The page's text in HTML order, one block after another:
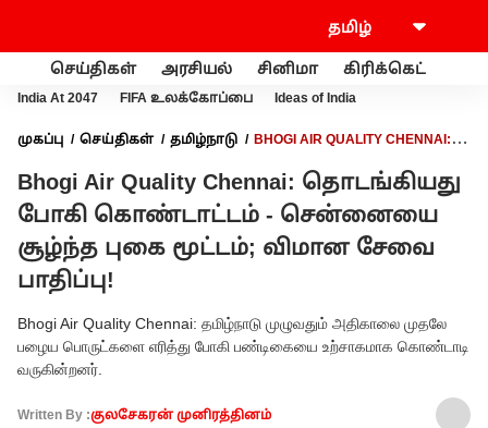
செய்திகள் அரசியல் சினிமா கிரிக்கெட்
India At 2047 FIFA உலக்கோப்பை Ideas of India
முகப்பு செய்திகள் தமிழ்நாடு
BHOGI AIR QUALITY CHENNAI:
மூட்டம்; விமான சேவை பாதிப்பு!
Bhogi Air Quality Chennai: தொடங்கியது
போகி கொண்டாட்டம் - சென்னையை
சூழ்ந்த புகை மூட்டம்; விமான சேவை
பாதிப்பு!
Bhogi Air Quality Chennai: தமிழ்நாடு முழுவதும் அதிகாலை முதலே
பழைய பொருட்களை எரித்து போகி பண்டிகையை உற்சாகமாக கொண்டாடி
வருகின்றனர்.
Written By :குலசேகரன் முனிரத்தினம்